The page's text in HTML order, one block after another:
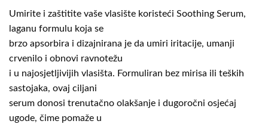
Umirite i zaštitite vaše vlasište koristeći Soothing Serum,
laganu formulu koja se
brzo apsorbira i dizajnirana je da umiri iritacije, umanji
crvenilo i obnovi ravnotežu
i u najosjetljivijih vlasišta. Formuliran bez mirisa ili teških
sastojaka, ovaj ciljani
serum donosi trenutačno olakšanje i dugoročni osjećaj
ugode, čime pomaže u